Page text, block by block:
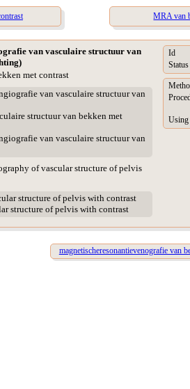
MRA van
van vasculaire structuur van
met contrast
van vasculaire structuur van
structuur van bekken met
van vasculaire structuur van
of vascular structure of pelvis
structure of pelvis with contrast
structure of pelvis with contrast
Id
Status
Using
magnetischeresonantievenografie van